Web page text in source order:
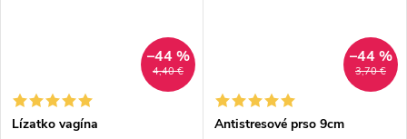
4,40 €
–44 %
Lízatko vagína
3,70 €
–44 %
Antistresové prso 9cm